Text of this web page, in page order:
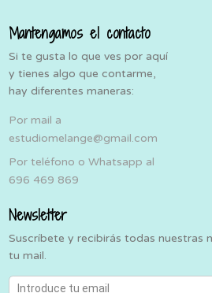
Mantengamos el contacto
Si te gusta lo que ves por aquí
y tienes algo que contarme,
hay diferentes maneras:
Por mail a
estudiomelange@gmail.com
Por teléfono o Whatsapp al
696 469 869
Newsletter
Suscríbete y recibirás todas nuestras
tu mail.
Introduce tu email